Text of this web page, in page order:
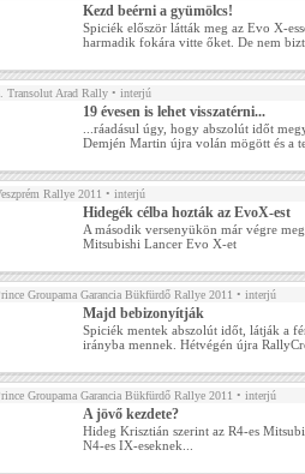
Kezd beérni a gyümölcs!
Spiciék először látták meg az Evo X-
harmadik fokára vitte őket. De nem
Transolut Arad Rally • interjú
19 évesen is lehet visszatérni...
...ráadásul úgy, hogy abszolút időt
Demjén Martin újra volán mögött és a
Rallye 2011 • interjú
Hidegék célba hozták az EvoX-est
A második versenyükön már végre
Mitsubishi Lancer Evo X-et
Groupama Garancia Bükfürdő Rallye 2011 • interjú
Majd bebizonyítják
Spiciék mentek abszolút időt, látják a
irányba mennek. Hétvégén újra
Groupama Garancia Bükfürdő Rallye 2011 • interjú
A jövő kezdete?
Hideg Krisztián szerint az R4-es
N4-es IX-eseknek...